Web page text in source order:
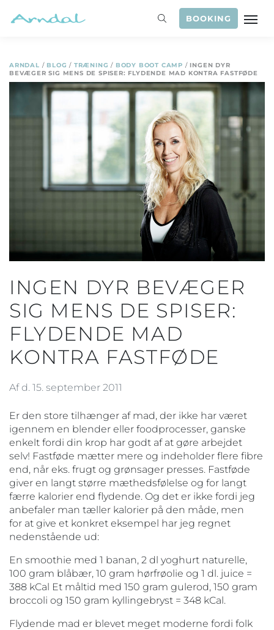
BOOKING
ARNDAL / BLOG / TRÆNING / BODY BOOT CAMP / INGEN DYR
BEVÆGER SIG MENS DE SPISER: FLYDENDE MAD KONTRA FASTFØDE
INGEN DYR BEVÆGER
SIG MENS DE SPISER:
FLYDENDE MAD
KONTRA FASTFØDE
Af d. 15. september 2011
Er den store tilhænger af mad, der ikke har været
igennem en blender eller foodprocesser, ganske
enkelt fordi din krop har godt af at gøre arbejdet
selv! Fastføde mætter mere og indeholder flere fibre
end, når eks. frugt og grønsager presses. Fastføde
giver en langt større mæthedsfølelse og for langt
færre kalorier end flydende. Og det er ikke fordi jeg
anbefaler man tæller kalorier på den måde, men
for at give et konkret eksempel har jeg regnet
nedenstående ud:
En smoothie med 1 banan, 2 dl yoghurt naturelle,
100 gram blåbær, 10 gram hørfrøolie og 1 dl. juice =
388 kCal Et måltid med 150 gram gulerod, 150 gram
broccoli og 150 gram kyllingebryst = 348 kCal.
Flydende mad er blevet meget moderne fordi folk